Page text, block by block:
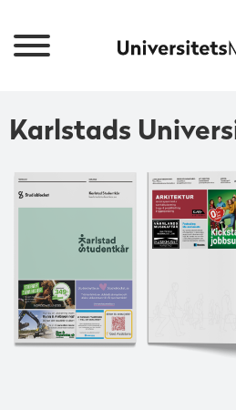
Karlstads